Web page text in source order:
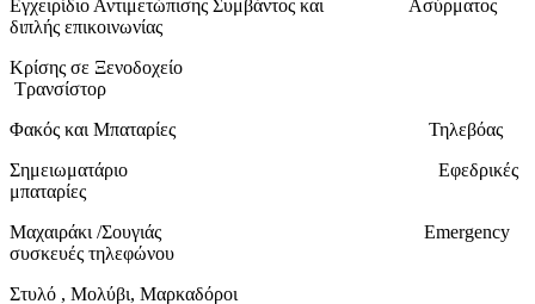
Εγχειρίδιο Αντιμετώπισης Συμβάντος και Ασύρματος
διπλής επικοινωνίας
Κρίσης σε Ξενοδοχείο
Τρανσίστορ
Φακός και Μπαταρίες Τηλεβόας
Σημειωματάριο Εφεδρικές
μπαταρίες
Μαχαιράκι /Σουγιάς Emergency
συσκευές τηλεφώνου
Στυλό , Μολύβι, Μαρκαδόροι